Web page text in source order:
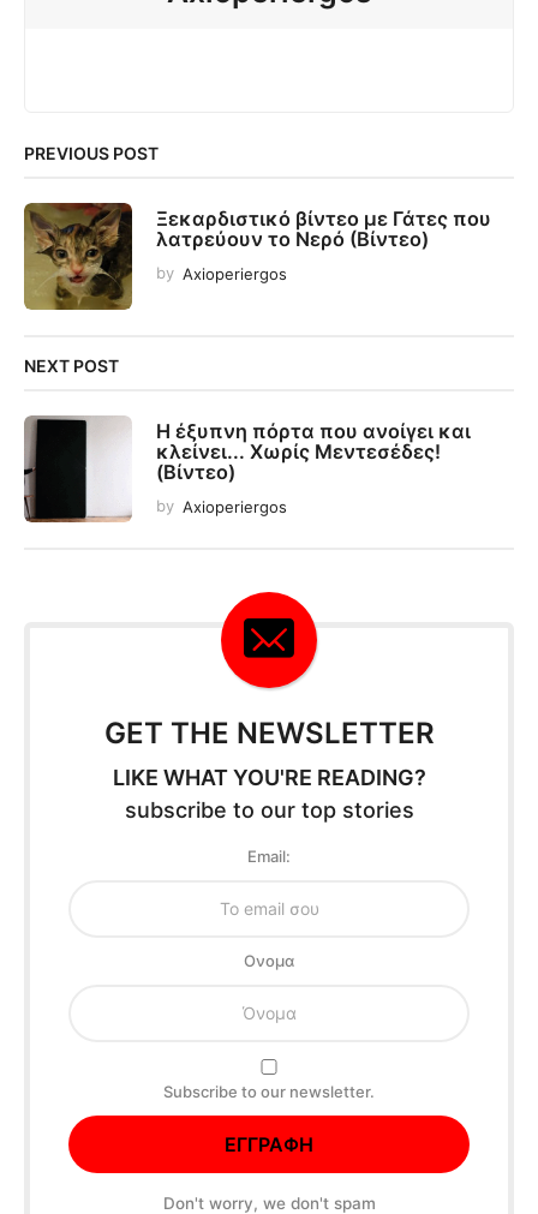
PREVIOUS POST
Ξεκαρδιστικό βίντεο με Γάτες που
λατρεύουν το Νερό (Βίντεο)
by Axioperiergos
NEXT POST
Η έξυπνη πόρτα που ανοίγει και
κλείνει... Χωρίς Μεντεσέδες!
(Βίντεο)
by Axioperiergos
GET THE NEWSLETTER
LIKE WHAT YOU'RE READING?
subscribe to our top stories
Email:
Oνομα
Subscribe to our newsletter.
Don't worry, we don't spam